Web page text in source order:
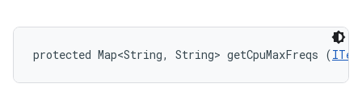
protected Map<String, String> getCpuMaxFreqs (